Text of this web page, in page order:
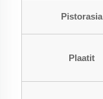
Pistorasia
Plaatit